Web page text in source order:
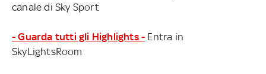
canale di Sky Sport
- Guarda tutti gli Highlights - Entra in
SkyLightsRoom